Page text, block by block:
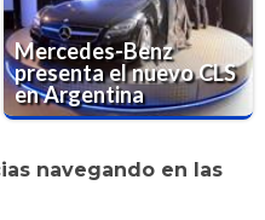
Mercedes-Benz
presenta el nuevo CLS
en Argentina
navegando en las